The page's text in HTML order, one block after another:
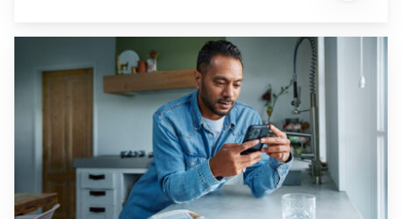
Ga naar “2025: een bewogen beleggingsjaar”